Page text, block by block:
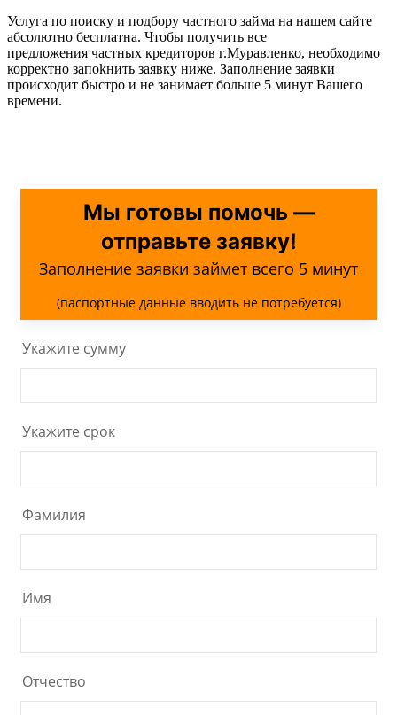
Услуга по поиску и подбору частного займа на нашем сайте
абсолютно бесплатна. Чтобы получить все
предложения частных кредиторов г.Муравленко, необходимо
корректно запоkнить заявку ниже. Заполнение заявки
происходит быстро и не занимает больше 5 минут Вашего
времени.